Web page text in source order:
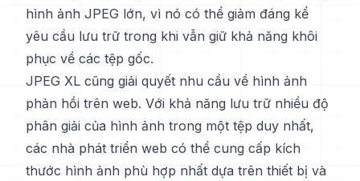
hình ảnh JPEG lớn, vì nó có thể giảm đáng kể
yêu cầu lưu trữ trong khi vẫn giữ khả năng khôi
phục về các tệp gốc.
JPEG XL cũng giải quyết nhu cầu về hình ảnh
phản hồi trên web. Với khả năng lưu trữ nhiều độ
phân giải của hình ảnh trong một tệp duy nhất,
các nhà phát triển web có thể cung cấp kích
thước hình ảnh phù hợp nhất dựa trên thiết bị và